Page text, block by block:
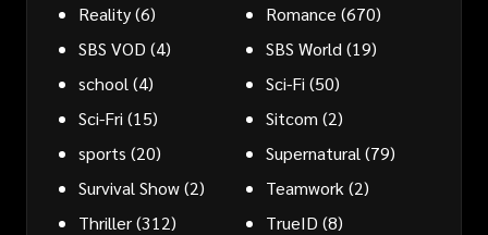
Reality(6) Romance (670)
SBS VOD (4) SBS World (19)
school (4) Sci-Fi (50)
Sci-Fri (15) Sitcom (2)
sports (20) Supernatural (79)
Survival Show(2) Teamwork (2)
Thriller(312) TrueID (8)